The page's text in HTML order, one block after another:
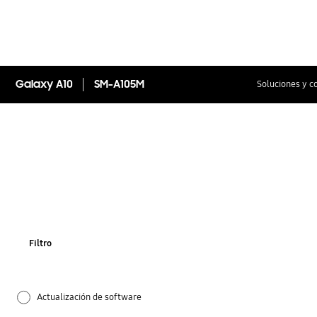
Galaxy A10 SM-A105M Soluciones y
Filtro
Actualización de software